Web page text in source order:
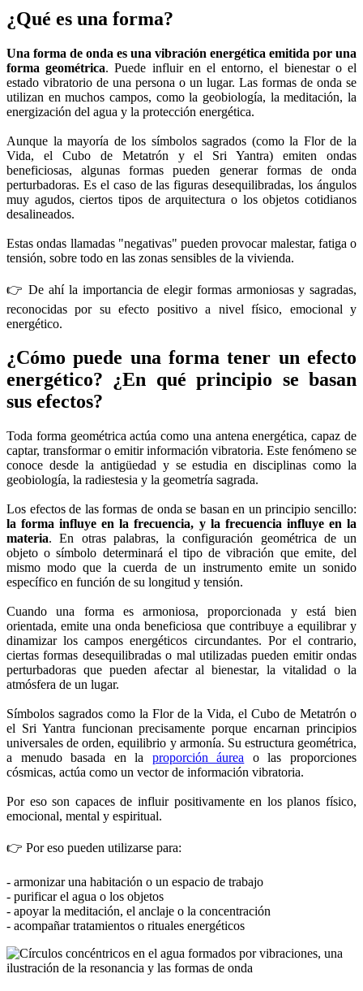
¿Qué es una forma?
Una forma de onda es una vibración energética emitida por una
forma geométrica. Puede influir en el entorno, el bienestar o el
estado vibratorio de una persona o un lugar. Las formas de onda se
utilizan en muchos campos, como la geobiología, la meditación, la
energización del agua y la protección energética.
Aunque la mayoría de los símbolos sagrados (como la Flor de la
Vida, el Cubo de Metatrón y el Sri Yantra) emiten ondas
beneficiosas, algunas formas pueden generar formas de onda
perturbadoras. Es el caso de las figuras desequilibradas, los ángulos
muy agudos, ciertos tipos de arquitectura o los objetos cotidianos
desalineados.
Estas ondas llamadas "negativas" pueden provocar malestar, fatiga o
tensión, sobre todo en las zonas sensibles de la vivienda.
👉 De ahí la importancia de elegir formas armoniosas y sagradas,
reconocidas por su efecto positivo a nivel físico, emocional y
energético.
¿Cómo puede una forma tener un efecto
energético? ¿En qué principio se basan
sus efectos?
Toda forma geométrica actúa como una antena energética, capaz de
captar, transformar o emitir información vibratoria. Este fenómeno se
conoce desde la antigüedad y se estudia en disciplinas como la
geobiología, la radiestesia y la geometría sagrada.
Los efectos de las formas de onda se basan en un principio sencillo:
la forma influye en la frecuencia, y la frecuencia influye en la
materia. En otras palabras, la configuración geométrica de un
objeto o símbolo determinará el tipo de vibración que emite, del
mismo modo que la cuerda de un instrumento emite un sonido
específico en función de su longitud y tensión.
Cuando una forma es armoniosa, proporcionada y está bien
orientada, emite una onda beneficiosa que contribuye a equilibrar y
dinamizar los campos energéticos circundantes. Por el contrario,
ciertas formas desequilibradas o mal utilizadas pueden emitir ondas
perturbadoras que pueden afectar al bienestar, la vitalidad o la
atmósfera de un lugar.
Símbolos sagrados como la Flor de la Vida, el Cubo de Metatrón o
el Sri Yantra funcionan precisamente porque encarnan principios
universales de orden, equilibrio y armonía. Su estructura geométrica,
a menudo basada en la proporción áurea o las proporciones
cósmicas, actúa como un vector de información vibratoria.
Por eso son capaces de influir positivamente en los planos físico,
emocional, mental y espiritual.
👉 Por eso pueden utilizarse para:
- armonizar una habitación o un espacio de trabajo
- purificar el agua o los objetos
- apoyar la meditación, el anclaje o la concentración
- acompañar tratamientos o rituales energéticos